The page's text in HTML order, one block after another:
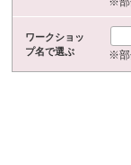
ワークショッ
プ名で選ぶ
※部